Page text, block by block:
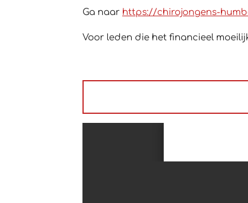
Ga naar https://chirojongens-
Voor leden die het financieel